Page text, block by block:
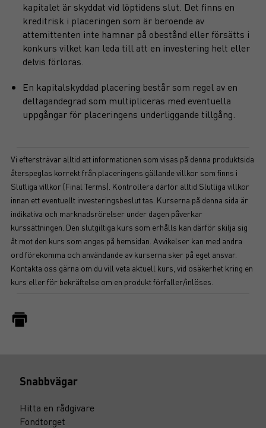
kapitalet är skyddat vid löptidens slut. Det finns en
kreditrisk i placeringen som är beroende av
attemittenten inte hamnar på obestånd eller försätts i
konkurs vilket kan leda till att en investering helt eller
delvis förloras.
En kapitalskyddad placering består som regel av en
deltagandegrad som multipliceras med eventuella
uppgångar för placeringens underliggande tillgång.
Vi eftersträvar alltid att informationen som visas på denna produktsida
återspeglas korrekt från placeringens gällande villkor som finns i
Slutliga villkor (Final Terms). Kontrollera därför alltid Slutliga villkor
innan ett eventuellt investeringsbeslut tas. Kurserna på denna sida är
indikativa och marknadsrörelser under dagen påverkar
kurssättningen. Den slutgiltiga kurs som erhålls kan därför skilja sig
åt mot den kurs som anges på hemsidan. Avvikelser kan med andra
ord förekomma och användande av kurserna sker på eget ansvar.
Kontakta oss gärna om du vill veta aktuell kurs, vid osäkerhet kring en
kurs eller för bekräftelse om en produkt förfaller/inlöses.
Snabbvägar
Hitta en rådgivare
Fondtorget